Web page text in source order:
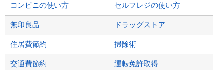
コンビニの使い方 セルフレジの使い方
無印良品 ドラッグストア
住居費節約 掃除術
交通費節約 運転免許取得